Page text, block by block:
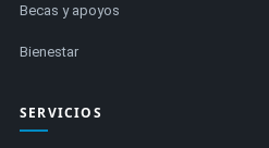
Becas y apoyos
Bienestar
SERVICIOS